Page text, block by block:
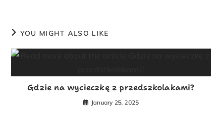
YOU MIGHT ALSO LIKE
Gdzie na wycieczkę z przedszkolakami?
January 25, 2025